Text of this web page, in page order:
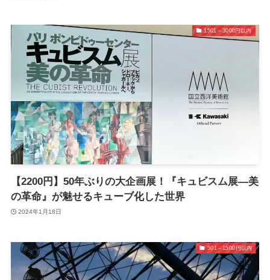
1501～3000円以内
【2200円】50年ぶりの大企画展！『キュビスム展—美
の革命』が魅せるキューブ化した世界
2024年1月18日
501～1500円以内